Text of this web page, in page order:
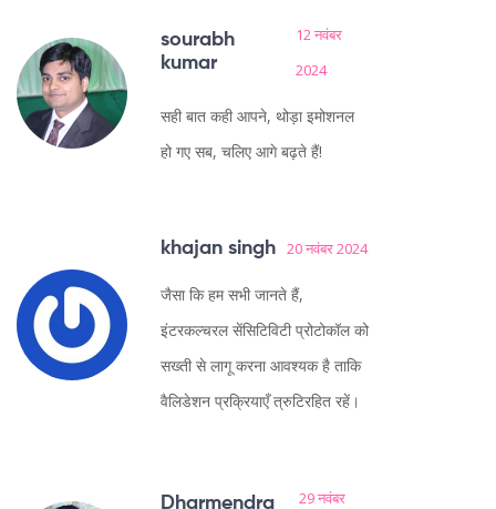
sourabh
kumar
12 नवंबर
2024
सही बात कही आपने, थोड़ा इमोशनल
हो गए सब, चलिए आगे बढ़ते हैं!
khajan singh 20 नवंबर 2024
जैसा कि हम सभी जानते हैं,
इंटरकल्चरल सेंसिटिविटी प्रोटोकॉल को
सख्ती से लागू करना आवश्यक है ताकि
वैलिडेशन प्रक्रियाएँ त्रुटिरहित रहें।
Dharmendra
29 नवंबर